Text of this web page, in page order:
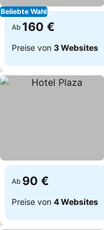
Beliebte Wahl
Ab 160 €
Preise von 3 Websites
Ab 90 €
Preise von 4 Websites